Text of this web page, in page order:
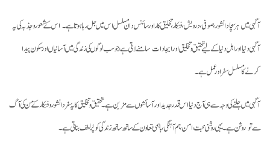
آگہی میں ہر سچا دانشور، صوفی، درویش، فنکار، تخلیق کار اور سائنس دان مسلسل اس میں جل رہا ہوتا ہے۔ اس کے شعور و جذبہ کی یہ
آگہی دنیا اور اہلِ دنیا کے لیے تحقیق و تخلیق اور ایجادات سامنے لاتی ہے، جو سب لوگوں کی زندگی میں آسانیاں اور سکون پیدا
کرنے کا مسلسل سفر اور عمل ہے۔
آگہی میں جلنے کی وجہ سے ہی آج دنیا اس قدر جدید اور آسائشوں سے مزین ہے۔ تحقیق و تخلیق کا یہ سفر دانشور و فنکار کے من کی آگ
سے تو روشن ہے۔ یہی روشنی محبت، امن، ہم آہنگی، باہمی تعاون کے ساتھ ساتھ زندگی کو پُرلطف بناتی ہے۔